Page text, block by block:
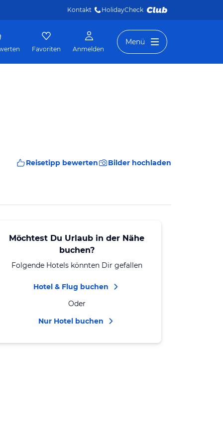
Kontakt HolidayCheck
Favoriten Anmelden
Menü
Reisetipp bewerten Bilder hochladen
Möchtest Du Urlaub in der Nähe
buchen?
Folgende Hotels könnten Dir gefallen
Hotel & Flug buchen
Oder
Nur Hotel buchen